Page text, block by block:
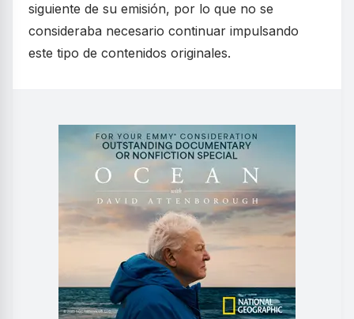
siguiente de su emisión, por lo que no se
consideraba necesario continuar impulsando
este tipo de contenidos originales.